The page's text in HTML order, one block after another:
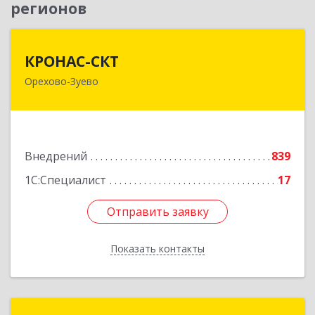
регионов
КРОНАС-СКТ
Орехово-Зуево
Внедрений
839
1С:Специалист
17
Отправить заявку
Показать контакты
142600, Московская обл, Орехово-Зуево г,
Отправить заявку
Назад